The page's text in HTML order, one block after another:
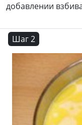
добавлении
Шаг 2